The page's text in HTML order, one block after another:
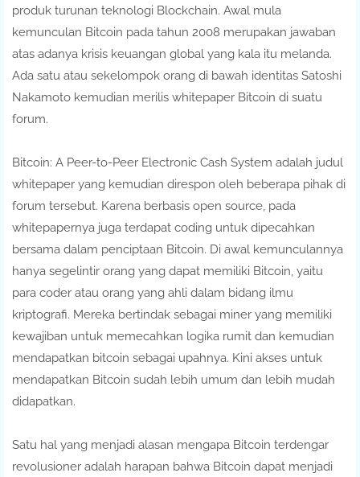
produk turunan teknologi Blockchain. Awal mula
kemunculan Bitcoin pada tahun 2008 merupakan jawaban
atas adanya krisis keuangan global yang kala itu melanda.
Ada satu atau sekelompok orang di bawah identitas Satoshi
Nakamoto kemudian merilis whitepaper Bitcoin di suatu
forum.
Bitcoin: A Peer-to-Peer Electronic Cash System adalah judul
whitepaper yang kemudian direspon oleh beberapa pihak di
forum tersebut. Karena berbasis open source, pada
whitepapernya juga terdapat coding untuk dipecahkan
bersama dalam penciptaan Bitcoin. Di awal kemunculannya
hanya segelintir orang yang dapat memiliki Bitcoin, yaitu
para coder atau orang yang ahli dalam bidang ilmu
kriptografi. Mereka bertindak sebagai miner yang memiliki
kewajiban untuk memecahkan logika rumit dan kemudian
mendapatkan bitcoin sebagai upahnya. Kini akses untuk
mendapatkan Bitcoin sudah lebih umum dan lebih mudah
didapatkan.
Satu hal yang menjadi alasan mengapa Bitcoin terdengar
revolusioner adalah harapan bahwa Bitcoin dapat menjadi